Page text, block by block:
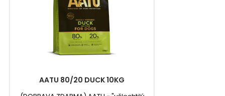
AATU 80/20 DUCK 10KG